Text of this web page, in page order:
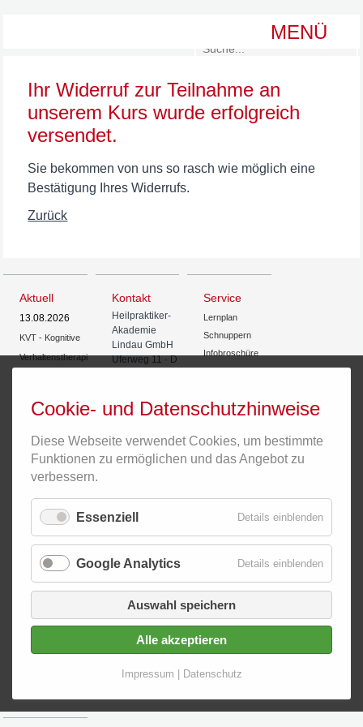
MENÜ
Ihr Widerruf zur Teilnahme an
unserem Kurs wurde erfolgreich
versendet.
Sie bekommen von uns so rasch wie möglich eine
Bestätigung Ihres Widerrufs.
Zurück
Aktuell
13.08.2026
KVT - Kognitive
Verhaltenstherapie
Kontakt
Heilpraktiker-
Akademie
Lindau GmbH
Uferweg 11 · D
9113550
Impressum |
Datenschutz
Einstellungen
Service
Lernplan
Schnuppern
Infobroschüre
Kursanmeldung
| Verträge
Widerruf
Kursteilnahme
13.08.2026
KVT - Kognitive
Basiskurs
Cookie- und Datenschutzhinweise
Diese Webseite verwendet Cookies, um bestimmte
Funktionen zu ermöglichen und das Angebot zu
verbessern.
Essenziell Details einblendenfür
Google Analytics Details einblendenfür
Google
Auswahl speichern
Alle akzeptieren
Impressum | Datenschutz
Über uns
Team
Qualitätssicherung
Feedback
Alle Kurse
HP Psychotherapie
Therapieverfahren. Und mehr
Lerncoach
Kontakt
Schnuppern
Anreise / Unterkünfte